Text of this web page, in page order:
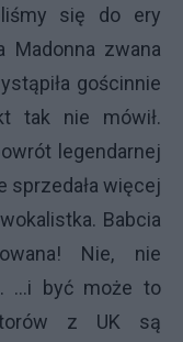
się do ery
Madonna zwana
gościnnie
tak nie mówił.
legendarnej
sprzedała więcej
Babcia
Nie, nie
...i być może to
z UK są